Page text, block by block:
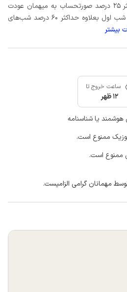
صورتحساب پس از کسر حداکثر 25 درصد صورتحساب به میهمان عودت
می‌شود. در غیر اینصورت اجاره شب اول بعلاوه حداکثر 60 درصد شب‌های
بیشتر
ساعت خروج تا
12 ظهر
هوشمند یا شناسنامه
ممنوع است.
ممنوع است.
مهمانان گرامی الزامیست.